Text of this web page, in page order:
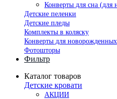
Конверты для сна (для
Детские пеленки
Детские пледы
Комплекты в коляску
Конверты для новорожденных
Фотошторы
Фильтр
Каталог товаров
Детские кровати
АКЦИИ